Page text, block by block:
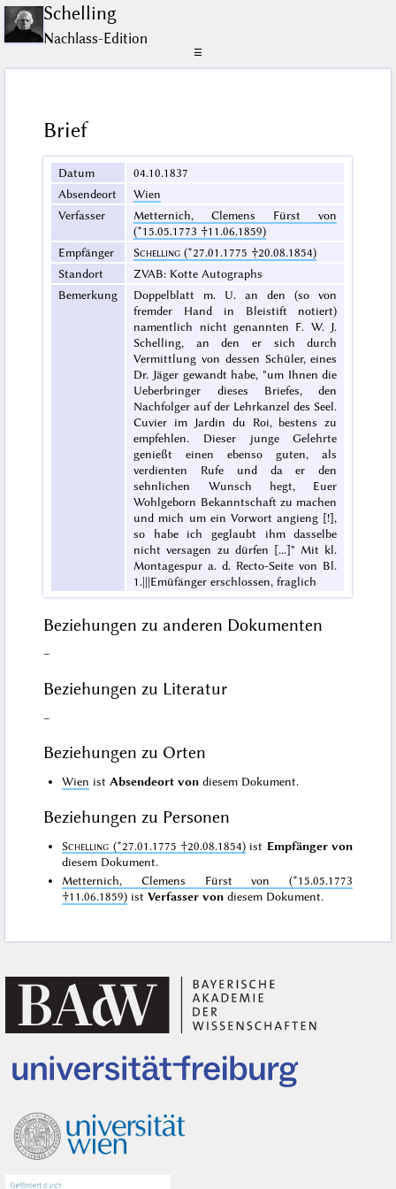
Schelling
Nachlass-Edition
☰
Brief
Datum
04.10.1837
Absendeort
Wien
Verfasser
Metternich, Clemens Fürst von
(*15.05.1773 †11.06.1859)
Empfänger
Schelling (*27.01.1775 †20.08.1854)
Standort
ZVAB: Kotte Autographs
Bemerkung
Doppelblatt m. U. an den (so von
fremder Hand in Bleistift notiert)
namentlich nicht genannten F. W. J.
Schelling, an den er sich durch
Vermittlung von dessen Schüler, eines
Dr. Jäger gewandt habe, "um Ihnen die
Ueberbringer dieses Briefes, den
Nachfolger auf der Lehrkanzel des Seel.
Cuvier im Jardin du Roi, bestens zu
empfehlen. Dieser junge Gelehrte
genießt einen ebenso guten, als
verdienten Rufe und da er den
sehnlichen Wunsch hegt, Euer
Wohlgeborn Bekanntschaft zu machen
und mich um ein Vorwort angieng [!],
so habe ich geglaubt ihm dasselbe
nicht versagen zu dürfen [...]" Mit kl.
Montagespur a. d. Recto-Seite von Bl.
1.|||Emüfänger erschlossen, fraglich
Beziehungen zu anderen Dokumenten
–
Beziehungen zu Literatur
–
Beziehungen zu Orten
Wien ist Absendeort von diesem Dokument.
Beziehungen zu Personen
Schelling (*27.01.1775 †20.08.1854) ist Empfänger von
diesem Dokument.
Metternich, Clemens Fürst von (*15.05.1773
†11.06.1859) istVerfasser von diesem Dokument.